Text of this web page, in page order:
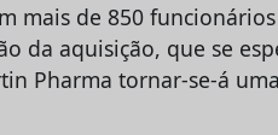
mais de 850
da aquisição, que se
Pharma tornar-se-á